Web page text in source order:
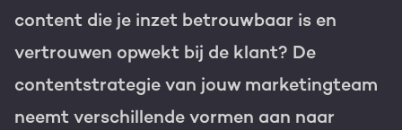
WEBSITE SERVICES
HubSpot websites
PORTAL REVIEW
Haal alles uit je HubSpot licentie
Gratis portal scan
content die je inzet betrouwbaar is en
vertrouwen opwekt bij de klant? De
contentstrategie van jouw marketingteam
neemt verschillende vormen aan naar